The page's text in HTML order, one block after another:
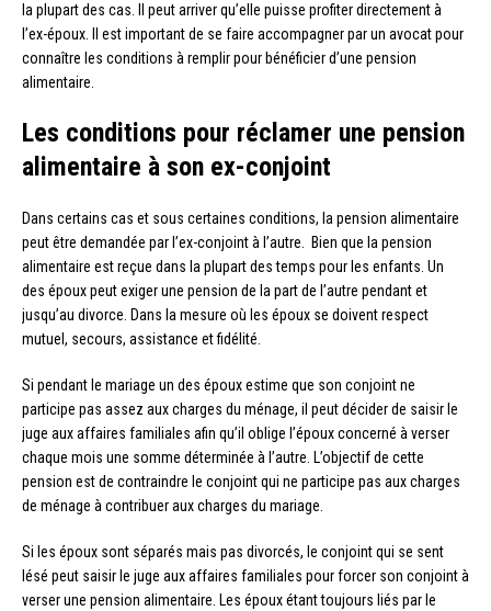
la plupart des cas. Il peut arriver qu’elle puisse profiter directement à
l’ex-époux. Il est important de se faire accompagner par un avocat pour
connaître les conditions à remplir pour bénéficier d’une pension
alimentaire.
Les conditions pour réclamer une pension
alimentaire à son ex-conjoint
Dans certains cas et sous certaines conditions, la pension alimentaire
peut être demandée par l’ex-conjoint à l’autre. Bien que la pension
alimentaire est reçue dans la plupart des temps pour les enfants. Un
des époux peut exiger une pension de la part de l’autre pendant et
jusqu’au divorce. Dans la mesure où les époux se doivent respect
mutuel, secours, assistance et fidélité.
Si pendant le mariage un des époux estime que son conjoint ne
participe pas assez aux charges du ménage, il peut décider de saisir le
juge aux affaires familiales afin qu’il oblige l’époux concerné à verser
chaque mois une somme déterminée à l’autre. L’objectif de cette
pension est de contraindre le conjoint qui ne participe pas aux charges
de ménage à contribuer aux charges du mariage.
Si les époux sont séparés mais pas divorcés, le conjoint qui se sent
lésé peut saisir le juge aux affaires familiales pour forcer son conjoint à
verser une pension alimentaire. Les époux étant toujours liés par le